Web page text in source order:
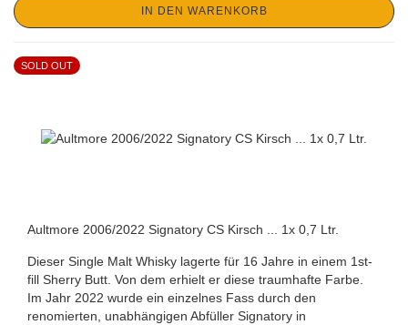
IN DEN WARENKORB
SOLD OUT
Aultmore 2006/2022 Signatory CS Kirsch ... 1x 0,7 Ltr.
Dieser Single Malt Whisky lagerte für 16 Jahre in einem 1st-
fill Sherry Butt. Von dem erhielt er diese traumhafte Farbe.
Im Jahr 2022 wurde ein einzelnes Fass durch den
renomierten, unabhängigen Abfüller Signatory in